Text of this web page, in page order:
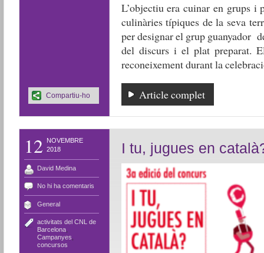
L’objectiu era cuinar en grups i
culinàries típiques de la seva
per designar el grup guanyador
del discurs i el plat preparat.
reconeixement durant la
Article complet
Compartiu-ho
12
NOVEMBRE
2018
David Medina
No hi ha comentaris
General
activitats del CNL de
Barcelona,
Campanyes
concursos
I tu, jugues en